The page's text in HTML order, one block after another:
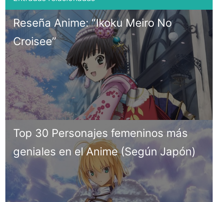
Reseña Anime: “Ikoku Meiro No
Croisee”
Top 30 Personajes femeninos más
geniales en el Anime (Según Japón)